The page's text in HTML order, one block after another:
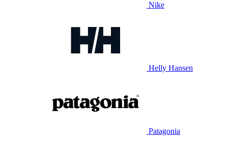
Nike
Helly Hansen
Patagonia